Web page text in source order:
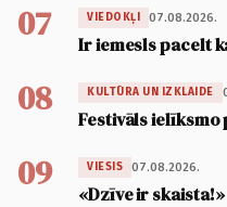
07 VIEDOKĻI 07.08.2026.
Ir iemesls pacelt
08 KULTŪRA UN IZKLAIDE
Festivāls ielīksmo
09 VIESIS 07.08.2026.
«Dzīve ir skaista!»